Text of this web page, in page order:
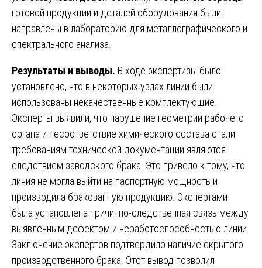
готовой продукции и деталей оборудования были
направлены в лабораторию для металлографического и
спектрального анализа.
Результаты и выводы. В ходе экспертизы было
установлено, что в некоторых узлах линии были
использованы некачественные комплектующие.
Эксперты выявили, что нарушение геометрии рабочего
органа и несоответствие химического состава стали
требованиям технической документации являются
следствием заводского брака. Это привело к тому, что
линия не могла выйти на паспортную мощность и
производила бракованную продукцию. Экспертами
была установлена причинно-следственная связь между
выявленным дефектом и неработоспособностью линии.
Заключение экспертов подтвердило наличие скрытого
производственного брака. Этот вывод позволил